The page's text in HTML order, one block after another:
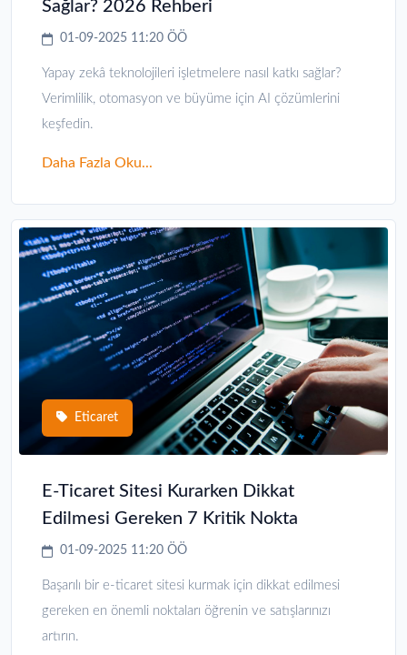
Sağlar? 2026 Rehberi
01-09-2025 11:20 ÖÖ
Yapay zekâ teknolojileri işletmelere nasıl katkı sağlar?
Verimlilik, otomasyon ve büyüme için AI çözümlerini
keşfedin.
Daha Fazla Oku...
Eticaret
E-Ticaret Sitesi Kurarken Dikkat
Edilmesi Gereken 7 Kritik Nokta
01-09-2025 11:20 ÖÖ
Başarılı bir e-ticaret sitesi kurmak için dikkat edilmesi
gereken en önemli noktaları öğrenin ve satışlarınızı
artırın.